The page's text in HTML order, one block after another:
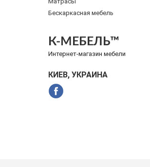
Бескаркасная мебель
К-МЕБЕЛЬ™
Интернет-магазин мебели
КИЕВ, УКРАИНА